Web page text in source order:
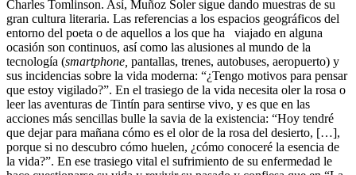
Charles Tomlinson. Así, Muñoz Soler sigue dando muestras de su
gran cultura literaria. Las referencias a los espacios geográficos del
entorno del poeta o de aquellos a los que ha viajado en alguna
ocasión son continuos, así como las alusiones al mundo de la
tecnología (smartphone, pantallas, trenes, autobuses, aeropuerto) y
sus incidencias sobre la vida moderna: “¿Tengo motivos para pensar
que estoy vigilado?”. En el trasiego de la vida necesita oler la rosa o
leer las aventuras de Tintín para sentirse vivo, y es que en las
acciones más sencillas bulle la savia de la existencia: “Hoy tendré
que dejar para mañana cómo es el olor de la rosa del desierto, […],
porque si no descubro cómo huelen, ¿cómo conoceré la esencia de
la vida?”. En ese trasiego vital el sufrimiento de su enfermedad le